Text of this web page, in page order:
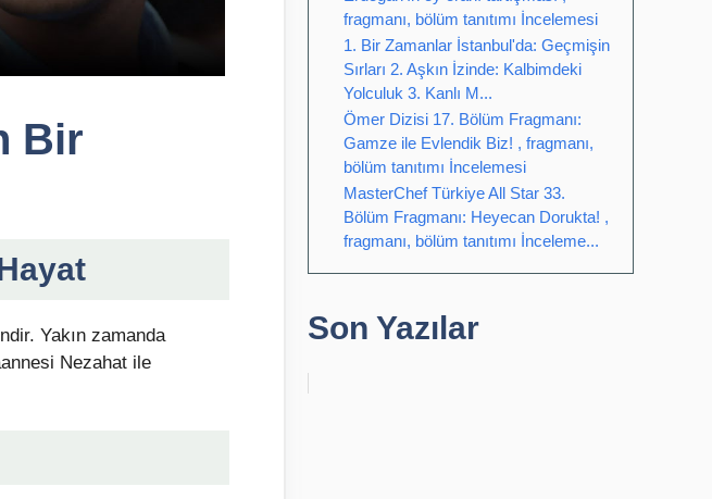
Bir
Yakın zamanda
Nezahat ile
fragmanı, bölüm tanıtımı İncelemesi
1. Bir Zamanlar İstanbul'da: Geçmişin
Sırları 2. Aşkın İzinde: Kalbimdeki
Yolculuk 3. Kanlı M...
Ömer Dizisi 17. Bölüm Fragmanı:
Gamze ile Evlendik Biz! , fragmanı,
bölüm tanıtımı İncelemesi
MasterChef Türkiye All Star 33.
Bölüm Fragmanı: Heyecan Dorukta! ,
fragmanı, bölüm tanıtımı İnceleme...
Son Yazılar